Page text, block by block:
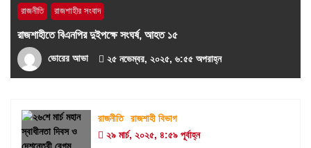
রাজনীতি রাজশাহীর সংবাদ
রাজশাহীতে বিএনপির দুইপক্ষে সংঘর্ষ, আহত ১৫
ভোরের আভা ২৫ নভেম্বর, ২০২৫, ৬:৫৫ অপরাহ্ন
রাজনীতি
রাজশাহী বিভাগ
২৯ মার্চ, ২০২৫, ৪:৫৯ পূর্বাহ্ন